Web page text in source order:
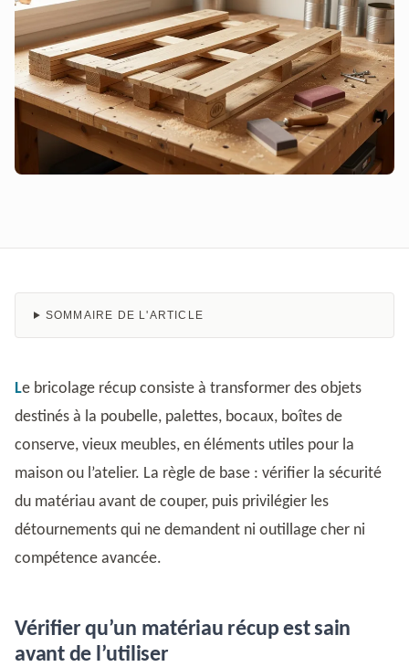
SOMMAIRE DE L'ARTICLE
Le bricolage récup consiste à transformer des objets
destinés à la poubelle, palettes, bocaux, boîtes de
conserve, vieux meubles, en éléments utiles pour la
maison ou l’atelier. La règle de base : vérifier la sécurité
du matériau avant de couper, puis privilégier les
détournements qui ne demandent ni outillage cher ni
compétence avancée.
Vérifier qu’un matériau récup est sain
avant de l’utiliser